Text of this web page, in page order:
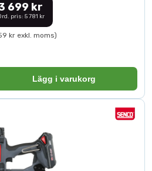
699 kr
pris: 5 781 kr
kr exkl. moms)
Lägg i varukorg